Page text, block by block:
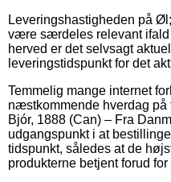
Leveringshastigheden på
være særdeles relevant ifald
herved er det selvsagt
leveringstidspunkt for det
Temmelig mange internet
næstkommende hverdag på
Bjór, 1888 (Can) – Fra
udgangspunkt i at
tidspunkt, således at de
produkterne betjent forud